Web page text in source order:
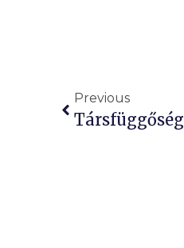
Previous
Társfüggőség